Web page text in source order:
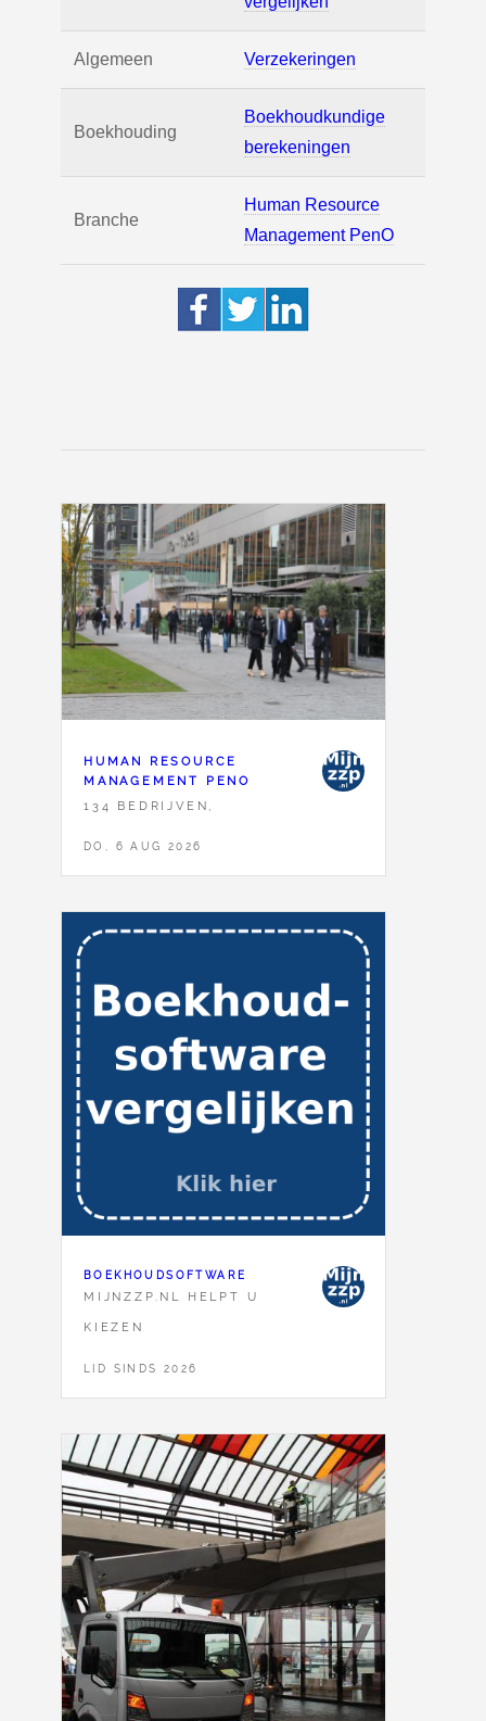
Algemeen Verzekeringen
Boekhouding
Boekhoudkundige
berekeningen
Branche
Human Resource
Management PenO
HUMAN RESOURCE
MANAGEMENT PENO
134 BEDRIJVEN,
DO, 6 AUG 2026
BOEKHOUDSOFTWARE
MIJNZZP.NL HELPT U
KIEZEN
LID SINDS 2026